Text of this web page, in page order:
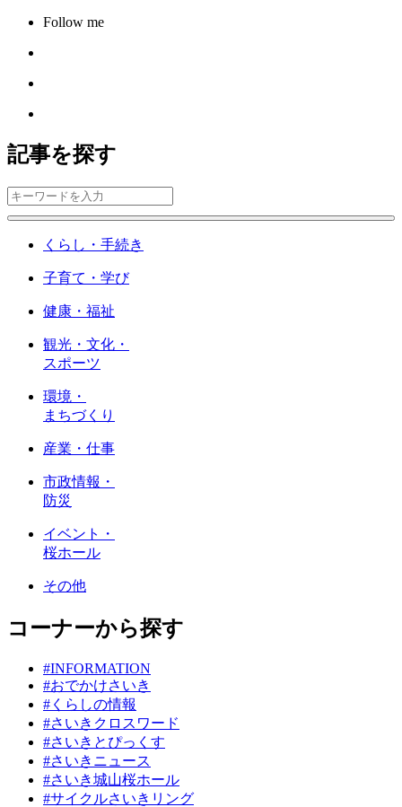
Follow me
記事を探す
くらし・手続き
子育て・学び
健康・福祉
観光・文化・
スポーツ
環境・
まちづくり
産業・仕事
市政情報・
防災
イベント・
桜ホール
その他
コーナーから探す
#INFORMATION
#おでかけさいき
#くらしの情報
#さいきクロスワード
#さいきとぴっくす
#さいきニュース
#さいき城山桜ホール
#サイクルさいきリング